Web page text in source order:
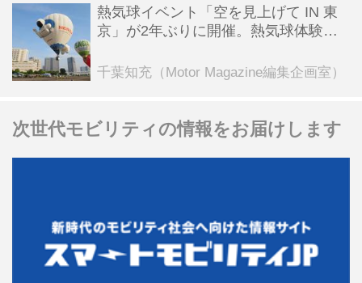
熱気球イベント「空を見上げて IN 東
京」が2年ぶりに開催。熱気球体験搭
ンテンツも
千葉知充（Motor Magazine編集企画室）
次世代モビリティの情報をお届けします